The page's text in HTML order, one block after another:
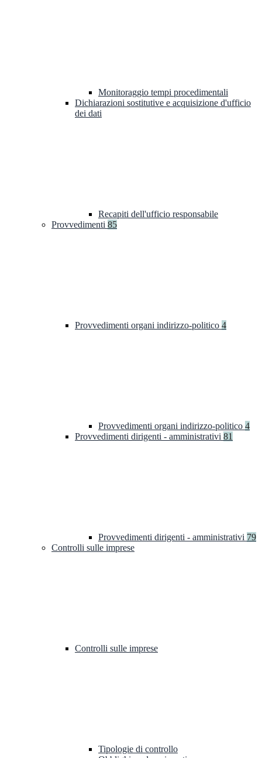
Monitoraggio tempi procedimentali
Dichiarazioni sostitutive e acquisizione d'ufficio
dei dati
Recapiti dell'ufficio responsabile
Provvedimenti 85
Provvedimenti organi indirizzo-politico 4
Provvedimenti organi indirizzo-politico 4
Provvedimenti dirigenti - amministrativi 81
Provvedimenti dirigenti - amministrativi 79
Controlli sulle imprese
Controlli sulle imprese
Tipologie di controllo